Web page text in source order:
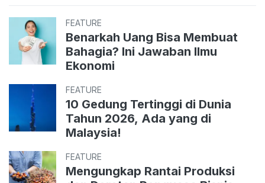
FEATURE
Benarkah Uang Bisa Membuat
Bahagia? Ini Jawaban Ilmu
Ekonomi
FEATURE
10 Gedung Tertinggi di Dunia
Tahun 2026, Ada yang di
Malaysia!
FEATURE
Mengungkap Rantai Produksi